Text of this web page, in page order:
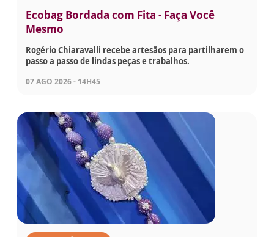
Ecobag Bordada com Fita - Faça Você
Mesmo
Rogério Chiaravalli recebe artesãos para partilharem o
passo a passo de lindas peças e trabalhos.
07 AGO 2026 - 14H45